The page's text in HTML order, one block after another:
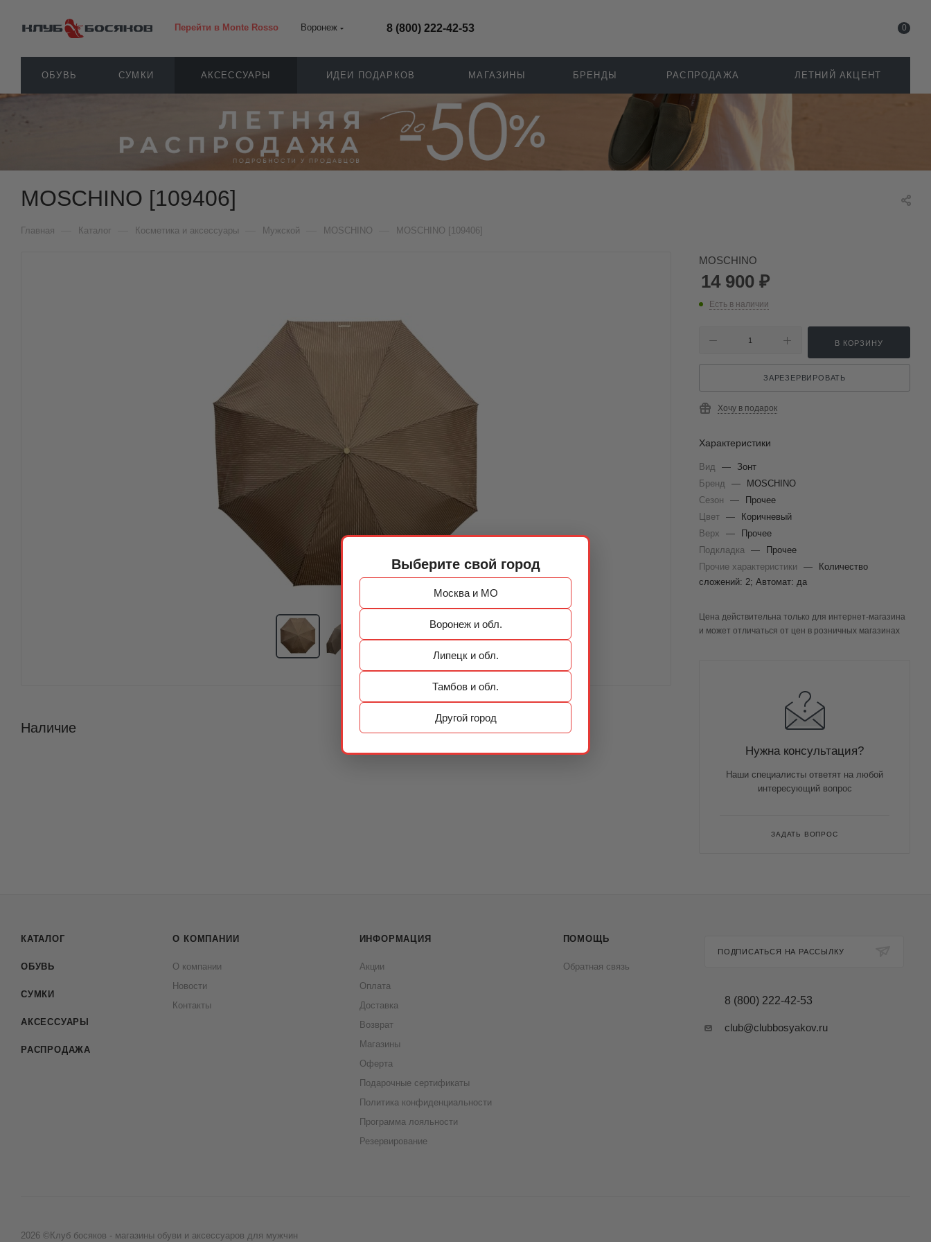
Выберите свой город
Москва и МО
Воронеж и обл.
Липецк и обл.
Тамбов и обл.
Другой город
Перейти в Monte Rosso Воронеж 8 (800) 222-42-53 0
ОБУВЬ СУМКИ АКСЕССУАРЫ ИДЕИ ПОДАРКОВ МАГАЗИНЫ БРЕНДЫ РАСПРОДАЖА ЛЕТНИЙ АКЦЕНТ
MOSCHINO [109406]
Главная Каталог Косметика и аксессуары Мужской MOSCHINO MOSCHINO [109406]
Наличие
MOSCHINO
14 900 ₽
Есть в наличии
В КОРЗИНУ
ЗАРЕЗЕРВИРОВАТЬ
Хочу в подарок
Характеристики
Вид — Зонт
Бренд
—
MOSCHINO
Сезон
—
Прочее
Цвет —
Коричневый
Верх
—
Прочее
Подкладка —
Прочее
Прочие характеристики
—
Количество
сложений: 2; Автомат: да
Цена действительна только для интернет-магазина
и может отличаться от цен в розничных магазинах
Нужна консультация?
Наши специалисты ответят на любой
интересующий вопрос
ЗАДАТЬ ВОПРОС
КАТАЛОГ
ОБУВЬ
СУМКИ
АКСЕССУАРЫ
РАСПРОДАЖА
О КОМПАНИИ
О компании
Новости
Контакты
ИНФОРМАЦИЯ
Акции
Оплата
Доставка
Возврат
Магазины
Оферта
Подарочные сертификаты
Политика конфиденциальности
Программа лояльности
Резервирование
ПОМОЩЬ
Обратная связь
ПОДПИСАТЬСЯ НА РАССЫЛКУ
8 (800) 222-42-53
club@clubbosyakov.ru
2026 ©Клуб босяков - магазины обуви и аксессуаров для мужчин